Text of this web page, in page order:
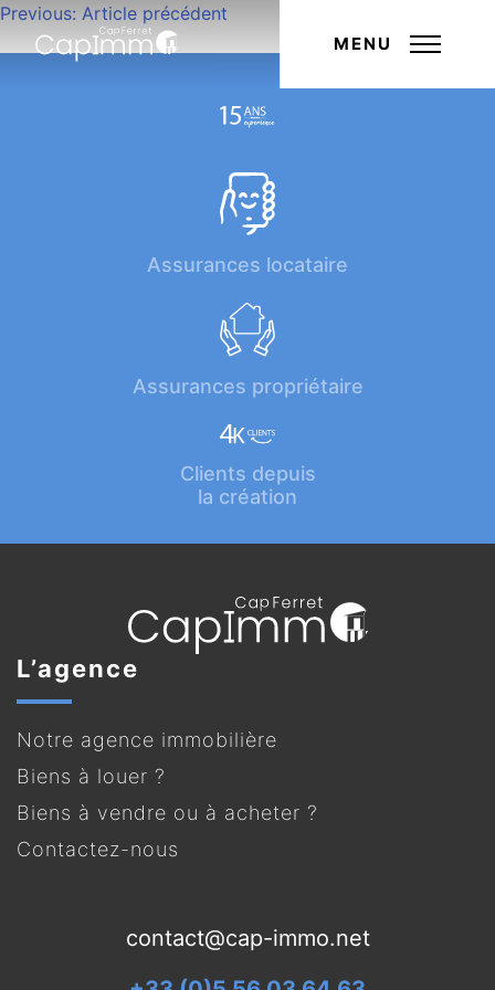
MENU
Navigation
de
Previous: Article précédent
Assurances locataire
Assurances propriétaire
Clients depuis
la création
L’agence
Notre agence immobilière
Biens à louer ?
Biens à vendre ou à acheter ?
Contactez-nous
contact@cap-immo.net